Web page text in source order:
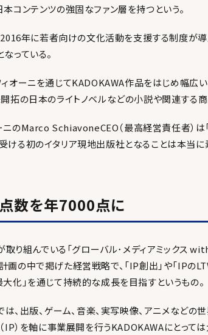
本コンテンツの強固なファン層を持つという。
2016年に若者向けの文化活動を支援する制度が
っている。
ィオーニを通じてKADOKAWA作品をはじめ幅広
開拓の日本のライトノベルなどの小説や関連する
ニのMarco SchiavoneCEO（最高経営責任者）は
ける初のイタリア現地出版社となることは本当に
数を年7000点に
取り組んでいる「グローバル･メディアミックス
画の中で掲げた経営戦略で、「IP創出」や「IP
大化」を通じて持続的な成長を目指すというもの。
、出版、ゲーム、音楽、実写映像、アニメなど
（IP）を軸に事業展開を行うKADOKAWAにとって